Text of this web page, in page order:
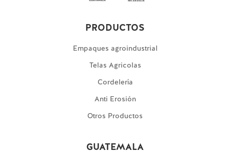
PRODUCTOS
Empaques agroindustrial
Telas Agricolas
Cordelería
Anti Erosión
Otros Productos
GUATEMALA